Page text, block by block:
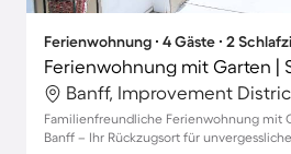
Ferienwohnung ∙ 4 Gäste ∙ 2
Banff, Improvement
Familienfreundliche Ferienwohnung mit
Banff – Ihr Rückzugsort für